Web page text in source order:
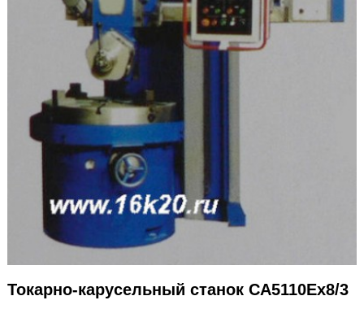
Токарно-карусельный станок CA5110Ex8/3